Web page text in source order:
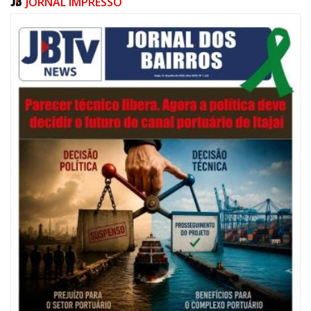
Edeval Raul Tavares
Ana Beduschi Nahas
Silvana Bittencourt da Silva Purificação
06/08/2026 | 07:00
Festival de Pesca de Praia vai celebrar o aniversário de Navegantes
ITAJAÍ